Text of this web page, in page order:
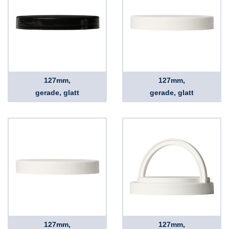
127mm,
gerade, glatt
127mm,
gerade, glatt
127mm, 127mm,